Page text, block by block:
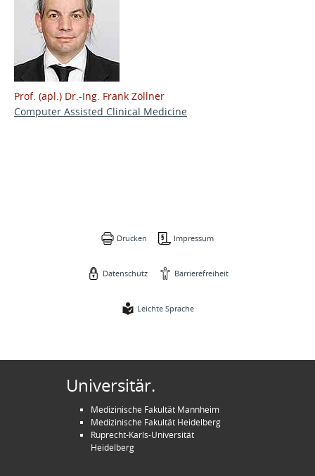
Prof. (apl.) Dr.-Ing. Frank Zöllner
Computer Assisted Clinical Medicine
Drucken Impressum
Datenschutz Barrierefreiheit
Leichte Sprache
Universitär.
Medizinische Fakultät Mannheim
Medizinische Fakultät Heidelberg
Ruprecht-Karls-Universität
Heidelberg